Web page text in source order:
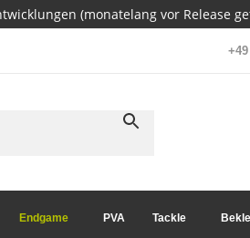
(monatelang vor Release
Endgame PVA Tackle